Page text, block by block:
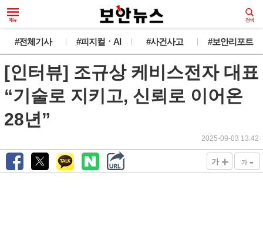
#전체기사 #피지컬ㆍAI #사건사고 #보안리포트
[인터뷰] 조규상 케비스전자 대표
“기술로 지키고, 신뢰로 이어온
28년”
2025-09-03 13:42
가 + 가 -